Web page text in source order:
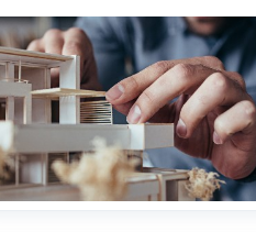
brandverzekering simuleert en
aanvraagt in KBC Mobile.